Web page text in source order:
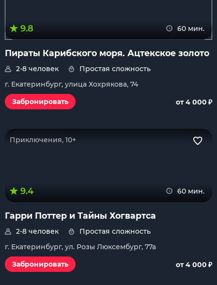
9.8 60 мин.
Пираты Карибского моря. Ацтекское золото
2-8 человек
Простая сложность
г. Екатеринбург, улица Хохрякова, 74
Забронировать
от 4 000 ₽
Приключения, 10+
9.4 60 мин.
Гарри Поттер и Тайны Хогвартса
2-8 человек
Простая сложность
г. Екатеринбург, ул. Розы Люксембург, 77а
Забронировать
от 4 000 ₽